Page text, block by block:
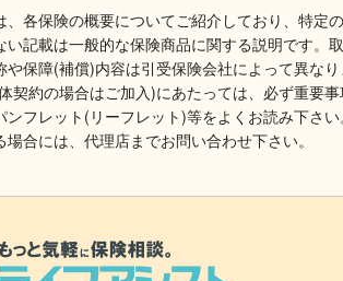
、各保険の概要についてご紹介しており、特定
い記載は一般的な保険商品に関する説明です。
や保障(補償)内容は引受保険会社によって異な
契約の場合はご加入)にあたっては、必ず重要
ンフレット(リーフレット)等をよくお読み下さ
合には、代理店までお問い合わせ下さい。